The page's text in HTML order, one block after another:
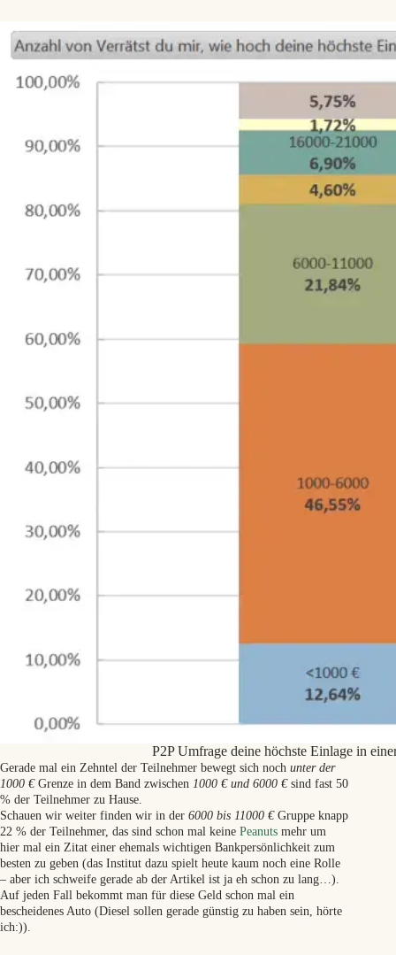
P2P Umfrage deine höchste Einlage in
Gerade mal ein Zehntel der Teilnehmer bewegt sich noch unter der
1000 €Grenze in dem Band zwischen 1000 € und 6000 €sind fast 50
% der Teilnehmer zu Hause.
Schauen wir weiter finden wir in der 6000 bis 11000 €Gruppe knapp
22 % der Teilnehmer, das sind schon mal keine Peanuts mehr um
hier mal ein Zitat einer ehemals wichtigen Bankpersönlichkeit zum
besten zu geben (das Institut dazu spielt heute kaum noch eine Rolle
– aber ich schweife gerade ab der Artikel ist ja eh schon zu lang…).
Auf jeden Fall bekommt man für diese Geld schon mal ein
bescheidenes Auto (Diesel sollen gerade günstig zu haben sein, hörte
ich:)).